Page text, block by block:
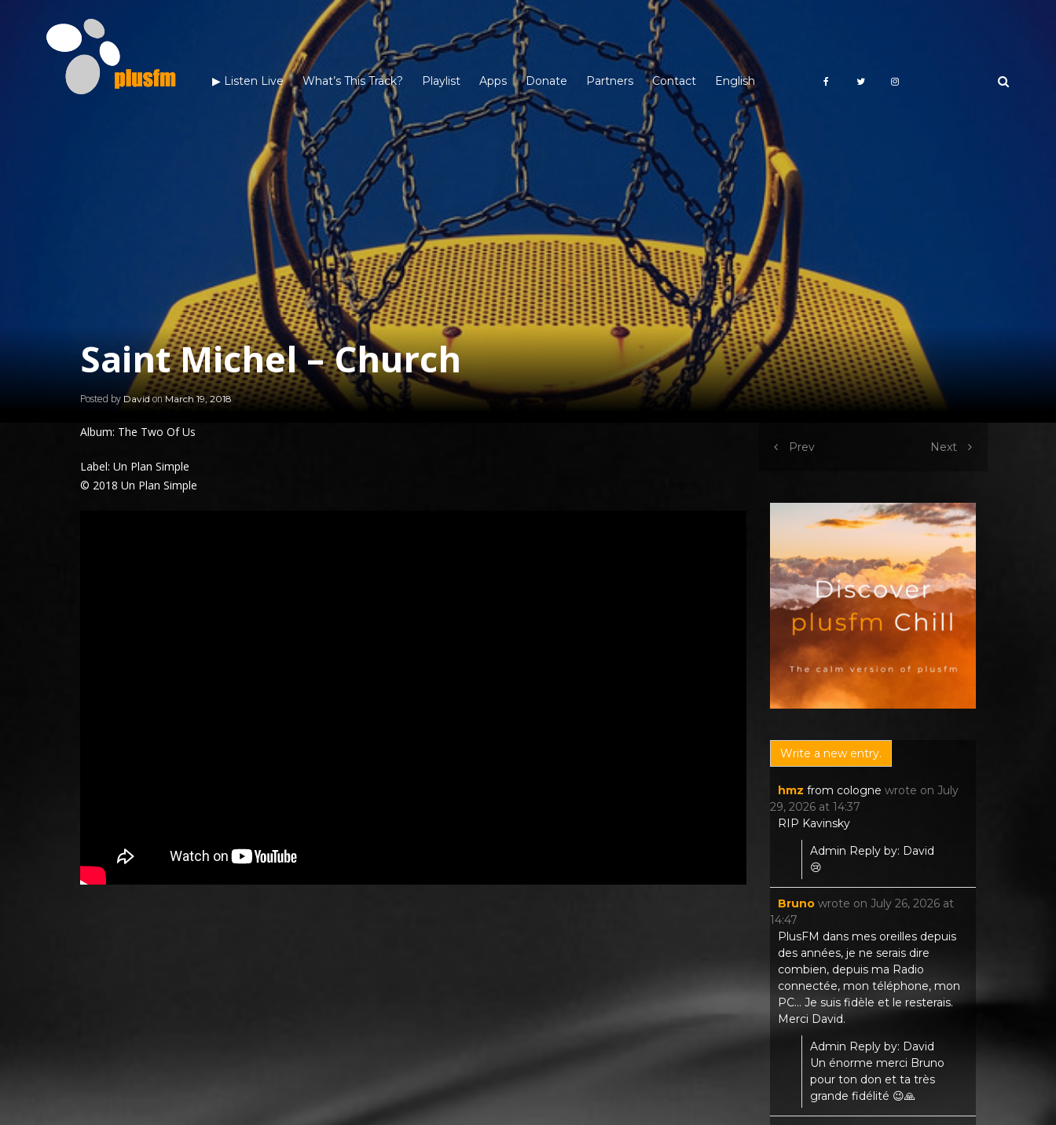
▶︎ Listen Live What’s This Track? Playlist Apps Donate Partners Contact English
Saint Michel – Church
Posted by Davidon March 19, 2018
Album: The Two Of Us
Label: Un Plan Simple
© 2018 Un Plan Simple
Prev Next
hmz from cologne wrote on July
29, 2026 at 14:37
RIP Kavinsky
Admin Reply by: David
😢
Bruno wrote on July 26, 2026 at
14:47
PlusFM dans mes oreilles depuis
des années, je ne serais dire
combien, depuis ma Radio
connectée, mon téléphone, mon
PC... Je suis fidèle et le resterais.
Merci David.
Admin Reply by: David
Un énorme merci Bruno
pour ton don et ta très
grande fidélité 😉🙏